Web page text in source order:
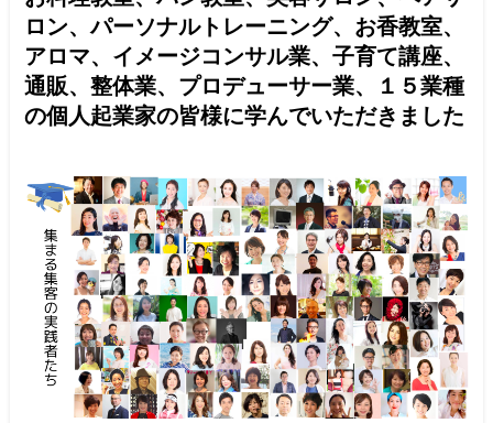
ロン、パーソナルトレーニング、お香教室、
アロマ、イメージコンサル業、子育て講座、
通販、整体業、プロデューサー業、
１５業種
の個人起業家の皆様に学んでいただきました